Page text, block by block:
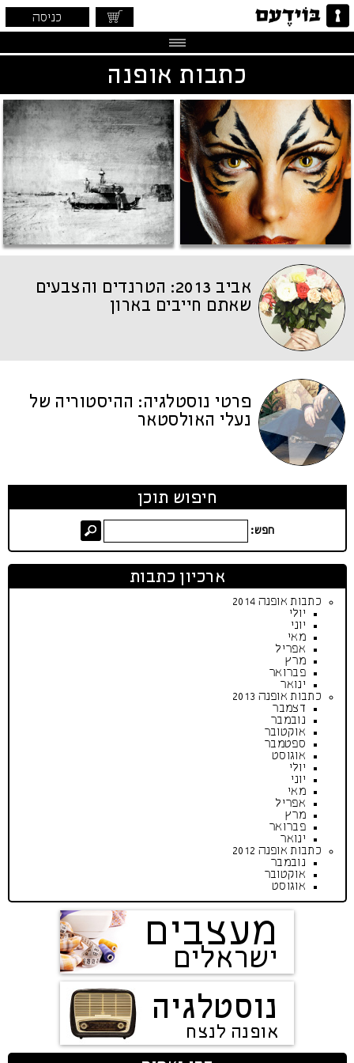
כניסה
כתבות אופנה
אביב 2013: הטרנדים והצבעים
שאתם חייבים בארון
פרטי נוסטלגיה: ההיסטוריה של
נעלי האולסטאר
חיפוש תוכן
חפש:
ארכיון כתבות
כתבות אופנה 2014
יולי
יוני
מאי
אפריל
מרץ
פברואר
ינואר
כתבות אופנה 2013
דצמבר
נובמבר
אוקטובר
ספטמבר
אוגוסט
יולי
יוני
מאי
אפריל
מרץ
פברואר
ינואר
כתבות אופנה 2012
נובמבר
אוקטובר
אוגוסט
מעצבים
ישראלים
נוסטלגיה
אופנה לנצח